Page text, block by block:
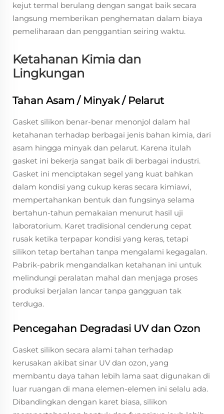
kejut termal berulang dengan sangat baik secara
langsung memberikan penghematan dalam biaya
pemeliharaan dan penggantian seiring waktu.
Ketahanan Kimia dan
Lingkungan
Tahan Asam / Minyak / Pelarut
Gasket silikon benar-benar menonjol dalam hal
ketahanan terhadap berbagai jenis bahan kimia, dari
asam hingga minyak dan pelarut. Karena itulah
gasket ini bekerja sangat baik di berbagai industri.
Gasket ini menciptakan segel yang kuat bahkan
dalam kondisi yang cukup keras secara kimiawi,
mempertahankan bentuk dan fungsinya selama
bertahun-tahun pemakaian menurut hasil uji
laboratorium. Karet tradisional cenderung cepat
rusak ketika terpapar kondisi yang keras, tetapi
silikon tetap bertahan tanpa mengalami kegagalan.
Pabrik-pabrik mengandalkan ketahanan ini untuk
melindungi peralatan mahal dan menjaga proses
produksi berjalan lancar tanpa gangguan tak
terduga.
Pencegahan Degradasi UV dan Ozon
Gasket silikon secara alami tahan terhadap
kerusakan akibat sinar UV dan ozon, yang
membantu daya tahan lebih lama saat digunakan di
luar ruangan di mana elemen-elemen ini selalu ada.
Dibandingkan dengan karet biasa, silikon